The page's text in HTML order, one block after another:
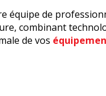
équipe de
combinant
de vos